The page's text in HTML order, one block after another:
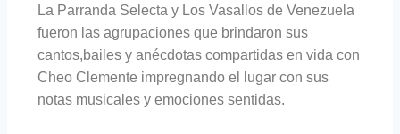
La Parranda Selecta y Los Vasallos de Venezuela
fueron las agrupaciones que brindaron sus
cantos,bailes y anécdotas compartidas en vida con
Cheo Clemente impregnando el lugar con sus
notas musicales y emociones sentidas.